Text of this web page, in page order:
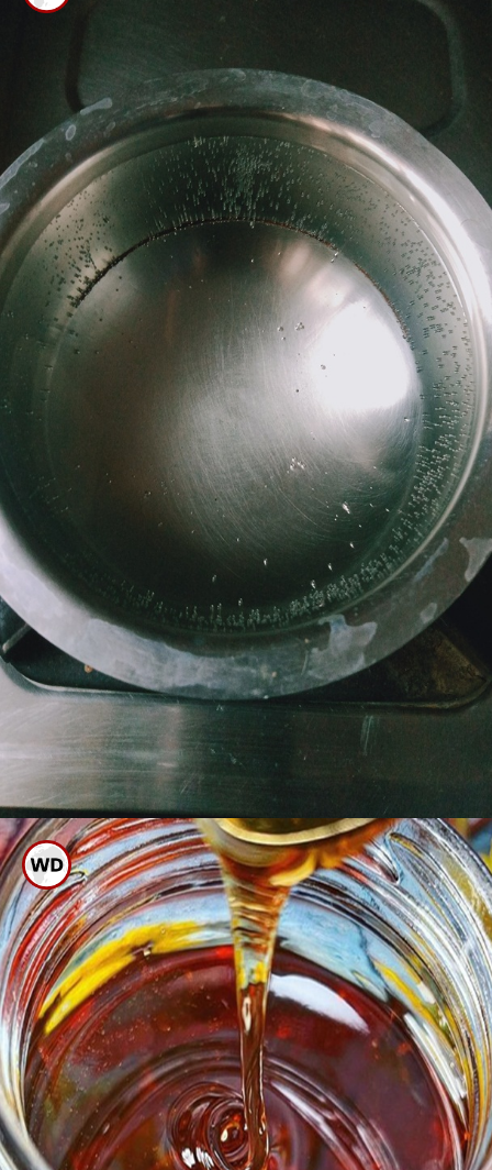
ತಣ್ಣೀರಿನಲ್ಲಿ ಅದ್ದಿಡುವುದರಿಂದ ಉರಿ
ನಿಲ್ಲದು ಹೀಗಾಗಿ ಹದ ಬಿಸಿ ನೀರಿನಲ್ಲಿ
ಕೆಲವು ಕ್ಷಣ ಸುಟ್ಟ ಜಾಗವನ್ನು ಇಡಿ